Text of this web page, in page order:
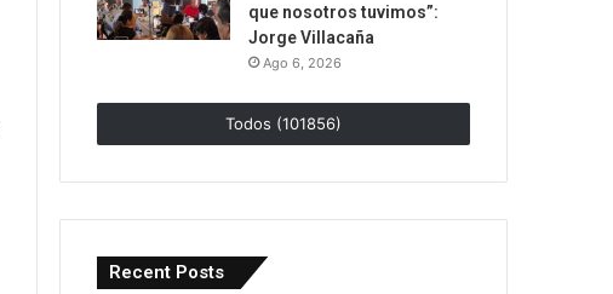
que nosotros tuvimos”:
Jorge Villacaña
Ago 6, 2026
Todos (101856)
Recent Posts